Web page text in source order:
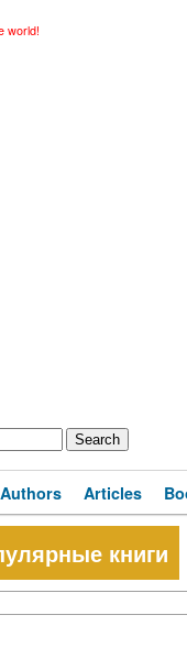
world!
Authors Articles
книги